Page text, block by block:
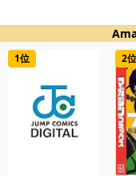
1位 2位